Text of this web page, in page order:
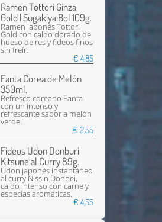
Ramen Tottori Ginza
Gold | Sugakiya Bol 109g.
Ramen japonés Tottori
Gold con caldo dorado de
hueso de res y fideos finos
sin freír.
€ 4,85
Fanta Corea de Melón
350ml.
Refresco coreano Fanta
con un intenso y
refrescante sabor a melón
verde.
€ 2,55
Fideos Udon Donburi
Kitsune al Curry 89g.
Udon japonés instantáneo
al curry Nissin Donbei,
caldo intenso con carne y
especias aromáticas.
€ 4,55